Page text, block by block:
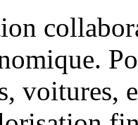
voitures,